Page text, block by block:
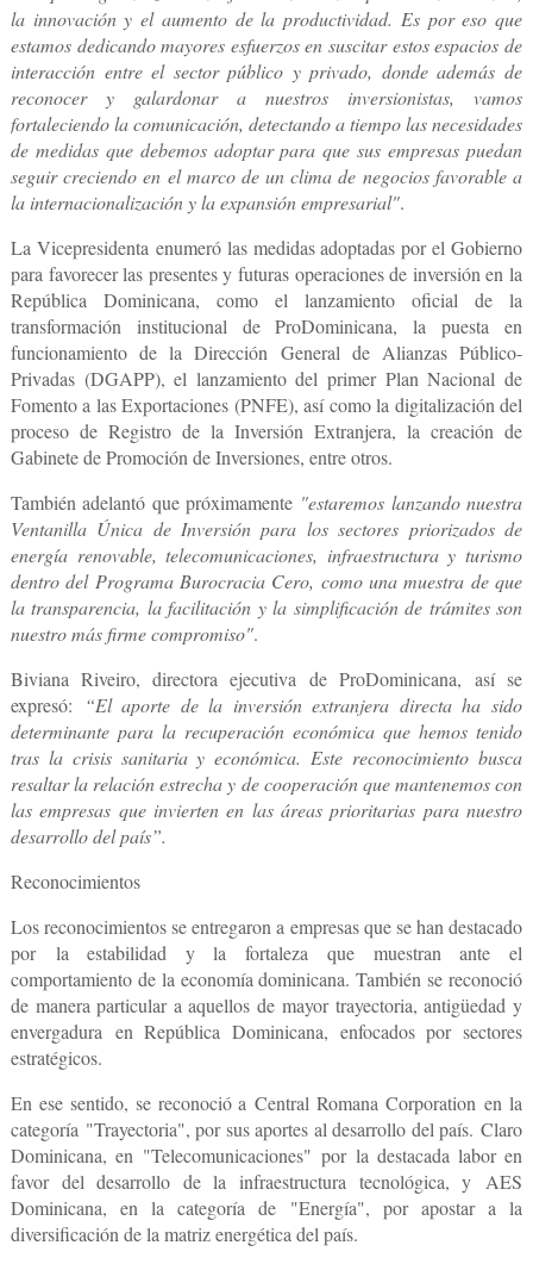
la innovación y el aumento de la productividad. Es por eso que
estamos dedicando mayores esfuerzos en suscitar estos espacios de
interacción entre el sector público y privado, donde además de
reconocer y galardonar a nuestros inversionistas, vamos
fortaleciendo la comunicación, detectando a tiempo las necesidades
de medidas que debemos adoptar para que sus empresas puedan
seguir creciendo en el marco de un clima de negocios favorable a
la internacionalización y la expansión empresarial".
La Vicepresidenta enumeró las medidas adoptadas por el Gobierno
para favorecer las presentes y futuras operaciones de inversión en la
República Dominicana, como el lanzamiento oficial de la
transformación institucional de ProDominicana, la puesta en
funcionamiento de la Dirección General de Alianzas Público-
Privadas (DGAPP), el lanzamiento del primer Plan Nacional de
Fomento a las Exportaciones (PNFE), así como la digitalización del
proceso de Registro de la Inversión Extranjera, la creación de
Gabinete de Promoción de Inversiones, entre otros.
También adelantó que próximamente "estaremos lanzando nuestra
Ventanilla Única de Inversión para los sectores priorizados de
energía renovable, telecomunicaciones, infraestructura y turismo
dentro del Programa Burocracia Cero, como una muestra de que
la transparencia, la facilitación y la simplificación de trámites son
nuestro más firme compromiso".
Biviana Riveiro, directora ejecutiva de ProDominicana, así se
expresó:
“El aporte de la inversión extranjera directa ha sido
determinante para la recuperación económica que hemos tenido
tras la crisis sanitaria y económica. Este reconocimiento busca
resaltar la relación estrecha y de cooperación que mantenemos con
las empresas que invierten en las áreas prioritarias para nuestro
desarrollo del país”.
Reconocimientos
Los reconocimientos se entregaron a empresas que se han destacado
por la estabilidad y la fortaleza que muestran ante el
comportamiento de la economía dominicana. También se reconoció
de manera particular a aquellos demayor trayectoria, antigüedad y
envergadura en República Dominicana, enfocados por sectores
estratégicos.
En ese sentido, se reconoció aCentral Romana Corporation en la
categoría "Trayectoria", por sus aportes al desarrollo del país.Claro
Dominicana, en "Telecomunicaciones" por la destacada labor en
favor del desarrollo de la infraestructura tecnológica, y AES
Dominicana, en la categoría de "Energía", por apostar a la
diversificación de la matriz energética del país.